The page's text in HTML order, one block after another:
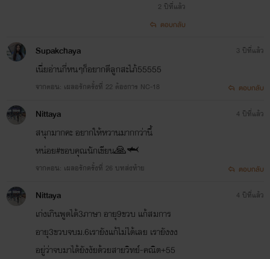
2 ปีที่แล้ว
ตอบกลับ
Supakchaya
เนี่ยอ่านกี่หนๆก็อยากตีลูกสะไภ้55555
จากตอน: เผลอรักครั้งที่ 22 ต้องการ NC-18
3 ปีที่แล้ว
ตอบกลับ
Nittaya
สนุกมากคะ อยากให้หวานมากกว่านี้
หน่อย#ขอบคุณนักเขียน🙏🦈
จากตอน: เผลอรักครั้งที่ 26 บทส่งท้าย
4 ปีที่แล้ว
ตอบกลับ
Nittaya
เก่งเกินพูดได้3ภาษา อายุ9ขวบ แก้สมการ
อายุ3ขวบจบม.6เรายังแก้ไม่ได้เลย เรายังงง
อยู่ว่าจบมาได้ยังงัยด้วยสายวิทย์-คณิต+55
4 ปีที่แล้ว